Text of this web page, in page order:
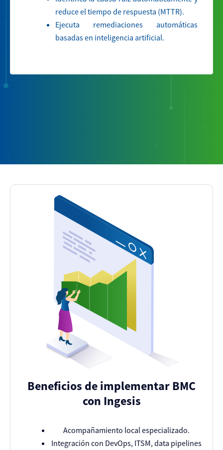
reduce el tiempo de respuesta (MTTR).
Ejecuta remediaciones automáticas
basadas en inteligencia artificial.
Beneficios de implementar BMC
con Ingesis
Acompañamiento local especializado.
Integración con DevOps, ITSM, data pipelines